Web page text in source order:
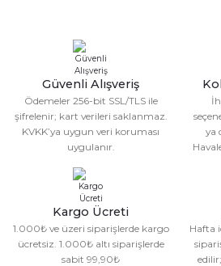
Ürün resmi kalitesiz, bozuk veya
Ürün açıklamasında eksik bilgiler
Ürün bilgilerinde hatalar bulunuyor.
Ürün fiyatı diğer sitelerden daha
Bu ürüne benzer farklı alternatifler
Gönder
Deneyimini
Güvenli Alışveriş
Ödemeler 256-bit SSL/TLS ile
şifrelenir; kart verileri saklanmaz.
KVKK’ya uygun veri koruması
uygulanır.
ya
Kargo Ücreti
1.000₺ ve üzeri siparişlerde kargo
ücretsiz. 1.000₺ altı siparişlerde
sabit 99,90₺
Hafta